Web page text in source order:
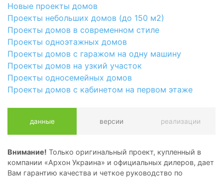
Новые проекты домов
Проекты небольших домов (до 150 м2)
Проекты домов в современном стиле
Проекты одноэтажных домов
Проекты домов с гаражом на одну машину
Проекты домов на узкий участок
Проекты односемейных домов
Проекты домов с кабинетом на первом этаже
данные версии реализации
Внимание! Только оригинальный проект, купленный в
компании «Архон Украина» и официальных дилеров, дает
Вам гарантию качества и четкое руководство по